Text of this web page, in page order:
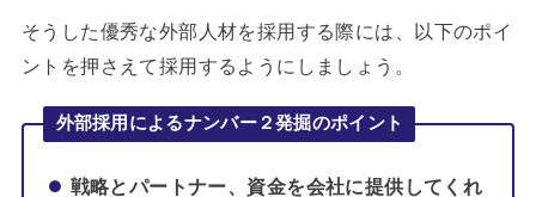
そうした優秀な外部人材を採用する際には、以下のポイ
ントを押さえて採用するようにしましょう。
外部採用によるナンバー２発掘のポイント
戦略とパートナー、資金を会社に提供してくれ